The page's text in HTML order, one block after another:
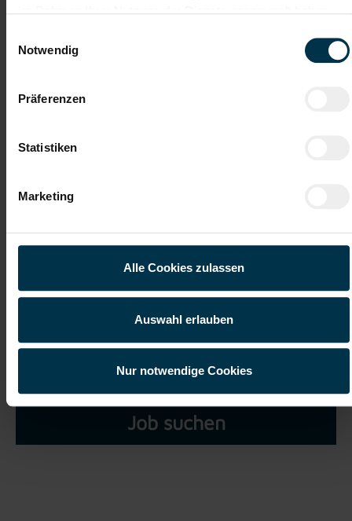
Notwendig
Präferenzen
Statistiken
Marketing
Alle Cookies zulassen
Auswahl erlauben
Nur notwendige Cookies
Ich habe dieDatenschutzerklärunggelesen und verstanden
und willige ein, dass meine personenbezogenen Daten im
Rahmen meiner Initiativbewerbung für die Dauer von drei
Jahren verarbeitet werden dürfen.*
Job suchen